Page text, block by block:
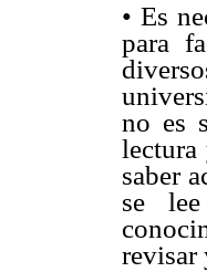
• Es
para
no es
lectura
saber
se
revisar